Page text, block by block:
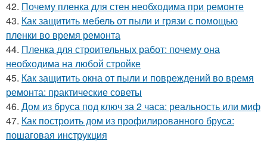
42. Почему пленка для стен необходима при ремонте
43. Как защитить мебель от пыли и грязи с помощью
пленки во время ремонта
44. Пленка для строительных работ: почему она
необходима на любой стройке
45. Как защитить окна от пыли и повреждений во время
ремонта: практические советы
46. Дом из бруса под ключ за 2 часа: реальность или миф
47. Как построить дом из профилированного бруса:
пошаговая инструкция